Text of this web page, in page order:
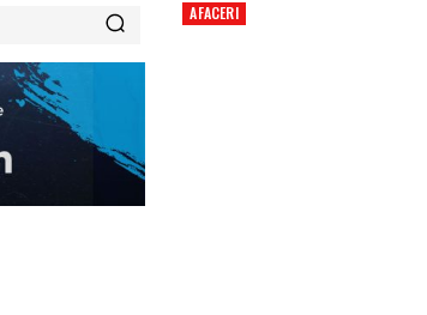
AFACERI